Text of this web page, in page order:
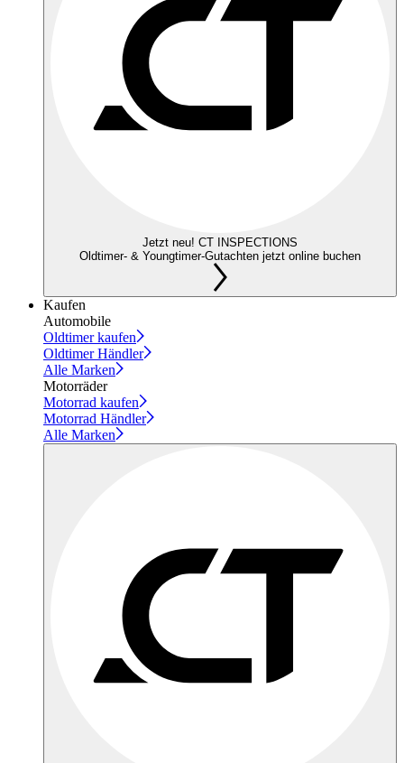
Jetzt neu! CT INSPECTIONS
Oldtimer- & Youngtimer-Gutachten jetzt online buchen
Kaufen
Automobile
Oldtimer kaufen
Oldtimer Händler
Alle Marken
Motorräder
Motorrad kaufen
Motorrad Händler
Alle Marken